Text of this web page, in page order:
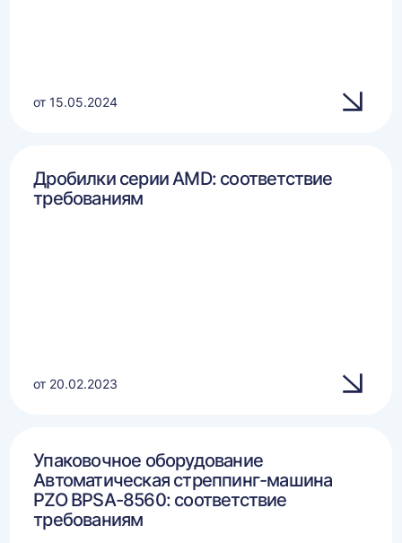
от 15.05.2024
Дробилки серии AMD: соответствие
требованиям
от 20.02.2023
Упаковочное оборудование
Автоматическая стреппинг-машина
PZO BPSA-8560: соответствие
требованиям